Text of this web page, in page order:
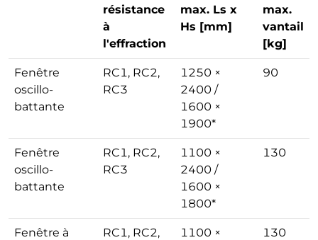
résistance
à
l'effraction
max. Ls x
Hs [mm]
max.
vantail
[kg]
Fenêtre
oscillo-
battante
RC1, RC2,
RC3
1250 ×
2400 /
1600 ×
1900*
90
Fenêtre
oscillo-
battante
RC1, RC2,
RC3
1100 ×
2400 /
1600 ×
1800*
130
Fenêtre à
RC1, RC2,
1100 ×
130